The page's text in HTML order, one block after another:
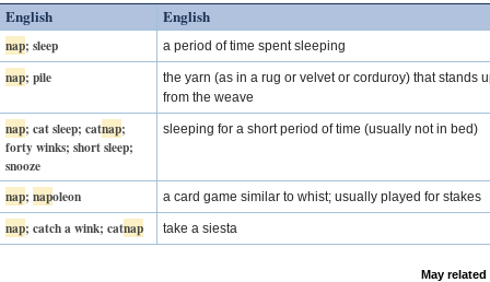
English English
nap; sleep a period of time spent sleeping
nap; pile
the yarn (as in a rug or velvet or corduroy) that stands
from the weave
nap; cat sleep; catnap;
forty winks; short sleep;
snooze
sleeping for a short period of time (usually not in bed)
nap; napoleon a card game similar to whist; usually played for stakes
nap; catch a wink; catnap take a siesta
May